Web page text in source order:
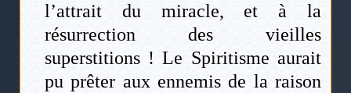
l’attrait du miracle, et à la
résurrection des vieilles
superstitions ! Le Spiritisme aurait
pu prêter aux ennemis de la raison